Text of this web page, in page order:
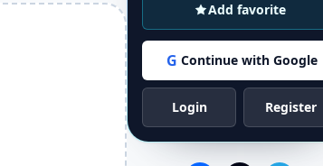
Add favorite
G Continue with Google
Login Register